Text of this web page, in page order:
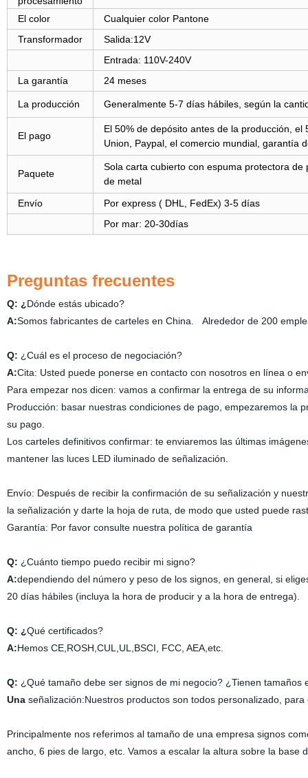
El color
Cualquier color Pantone
Transformador
Salida:12V
Entrada: 110V-240V
La garantía
24 meses
La producción Generalmente 5-7 días hábiles, según la
El pago
El 50% de depósito antes de la producción,
Union, Paypal, el comercio mundial, garantía
Paquete
Sola carta cubierto con espuma protectora
de metal
Envío
Por express ( DHL, FedEx) 3-5 días
Por mar: 20-30días
Preguntas frecuentes
Q: ¿ Dónde estás ubicado?
A:Somos fabricantes de carteles en China. Alrededor de 200
Q: ¿Cuál es el proceso de negociación?
A:Cita: Usted puede ponerse en contacto con nosotros en línea o
Para empezar nos dicen: vamos a confirmar la entrega de su
Producción: basar nuestras condiciones de pago, empezaremos la
su pago.
Los carteles definitivos confirmar: te enviaremos las últimas
mantener las luces LED iluminado de señalización.
Envío: Después de recibir la confirmación de su señalización y
la señalización y darte la hoja de ruta, de modo que usted puede
Garantía: Por favor consulte nuestra política de garantía
Q: ¿Cuánto tiempo puedo recibir mi signo?
A:dependiendo del número y peso de los signos, en general, si
20 días hábiles (incluya la hora de producir y a la hora de entrega).
Q: ¿Qué certificados?
A:Hemos CE,ROSH,CUL,UL,BSCI, FCC, AEA,etc.
Q: ¿Qué tamaño debe ser signos de mi negocio? ¿Tienen tamaños
Unaseñalización:Nuestros productos son todos personalizado,
Principalmente nos referimos al tamaño de una empresa signos
ancho, 6 pies de largo, etc. Vamos a escalar la altura sobre la